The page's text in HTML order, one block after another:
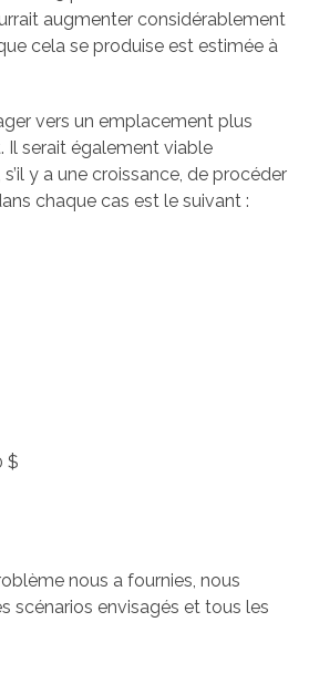
augmenter considérablement
cela se produise est estimée à
vers un emplacement plus
Il serait également viable
y a une croissance, de procéder
chaque cas est le suivant :
$
nous a fournies, nous
scénarios envisagés et tous les